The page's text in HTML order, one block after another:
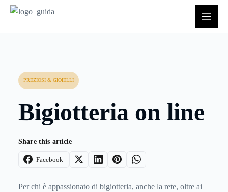
PREZIOSI & GIOIELLI
Bigiotteria on line
Share this article
Facebook
Per chi è appassionato di bigiotteria, anche la rete, oltre ai